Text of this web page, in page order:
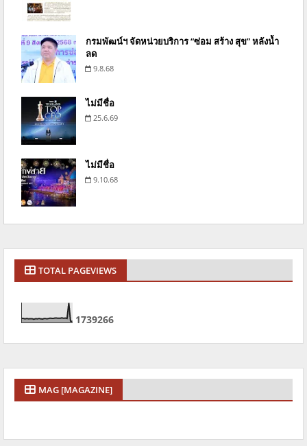
กรมพัฒน์ฯ จัดหน่วยบริการ “ซ่อม สร้าง สุข” หลังน้ำ
ลด
9.8.68
ไม่มีชื่อ
25.6.69
ไม่มีชื่อ
9.10.68
TOTAL PAGEVIEWS
1739266
MAG [MAGAZINE]